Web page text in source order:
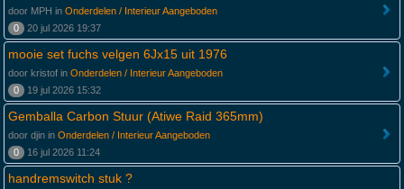
door MPH in Onderdelen / Interieur Aangeboden
0
20 jul 2026 19:37
mooie set fuchs velgen 6Jx15 uit 1976
door kristof in Onderdelen / Interieur Aangeboden
0
19 jul 2026 15:32
Gemballa Carbon Stuur (Atiwe Raid 365mm)
door djin in Onderdelen / Interieur Aangeboden
0
16 jul 2026 11:24
handremswitch stuk ?